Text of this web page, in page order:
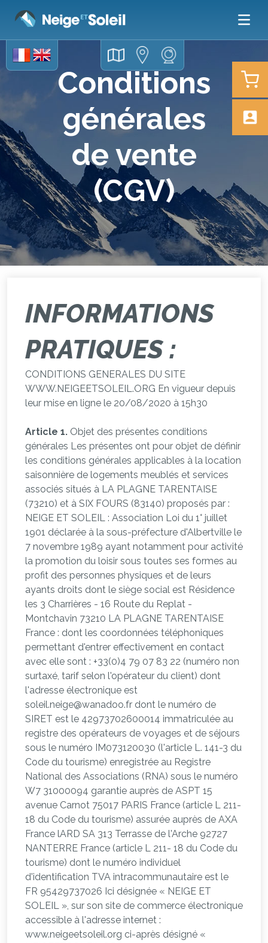
Conditions
générales
de vente
(CGV)
INFORMATIONS
PRATIQUES :
CONDITIONS GENERALES DU SITE
WWW.NEIGEETSOLEIL.ORG En vigueur depuis
leur mise en ligne le 20/08/2020 à 15h30
Article 1. Objet des présentes conditions
générales Les présentes ont pour objet de définir
les conditions générales applicables à la location
saisonnière de logements meublés et services
associés situés à LA PLAGNE TARENTAISE
(73210) et à SIX FOURS (83140) proposés par :
NEIGE ET SOLEIL : Association Loi du 1° juillet
1901 déclarée à la sous-préfecture d'Albertville le
7 novembre 1989 ayant notamment pour activité
la promotion du loisir sous toutes ses formes au
profit des personnes physiques et de leurs
ayants droits dont le siège social est Résidence
les 3 Charrières - 16 Route du Replat -
Montchavin 73210 LA PLAGNE TARENTAISE
France : dont les coordonnées téléphoniques
permettant d'entrer effectivement en contact
avec elle sont : +33(0)4 79 07 83 22 (numéro non
surtaxé, tarif selon l'opérateur du client) dont
l'adresse électronique est
soleil.neige@wanadoo.fr dont le numéro de
SIRET est le 42973702600014 immatriculée au
registre des opérateurs de voyages et de séjours
sous le numéro IM073120030 (l'article L. 141-3 du
Code du tourisme) enregistrée au Registre
National des Associations (RNA) sous le numéro
W7 31000094 garantie auprès de ASPT 15
avenue Carnot 75017 PARIS France (article L 211-
18 du Code du tourisme) assurée auprès de AXA
France lARD SA 313 Terrasse de l'Arche 92727
NANTERRE France (article L 211- 18 du Code du
tourisme) dont le numéro individuel
d'identification TVA intracommunautaire est le
FR 95429737026 Ici désignée « NEIGE ET
SOLEIL », sur son site de commerce électronique
accessible à l'adresse internet :
www.neigeetsoleil.org ci-après désigné «